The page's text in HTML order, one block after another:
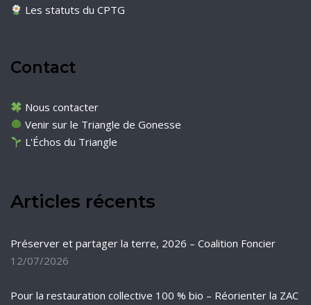
Les statuts du CPTG
Contact
Nous contacter
Venir sur le Triangle de Gonesse
L'Échos du Triangle
Articles récents
Préserver et partager la terre, 2026 – Coalition Foncier
12/07/2026
Pour la restauration collective 100 % bio – Réorienter la ZAC